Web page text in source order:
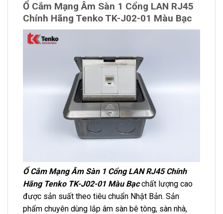
Ổ Cắm Mạng Âm Sàn 1 Cổng LAN RJ45
Chính Hãng Tenko TK-J02-01 Màu Bạc
Ổ Cắm Mạng Âm Sàn 1 Cổng LAN RJ45 Chính
Hãng Tenko TK-J02-01 Màu Bạcchất lượng cao
được sản suất theo tiêu chuẩn Nhật Bản. Sản
phẩm chuyên dùng lắp âm sàn bê tông, sàn nhà,